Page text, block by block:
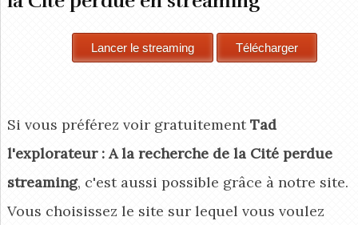
Si vous préférez voir gratuitementTad
l'explorateur : A la recherche de la Cité perdue
streaming, c'est aussi possible grâce à notre site.
Vous choisissez le site sur lequel vous voulez